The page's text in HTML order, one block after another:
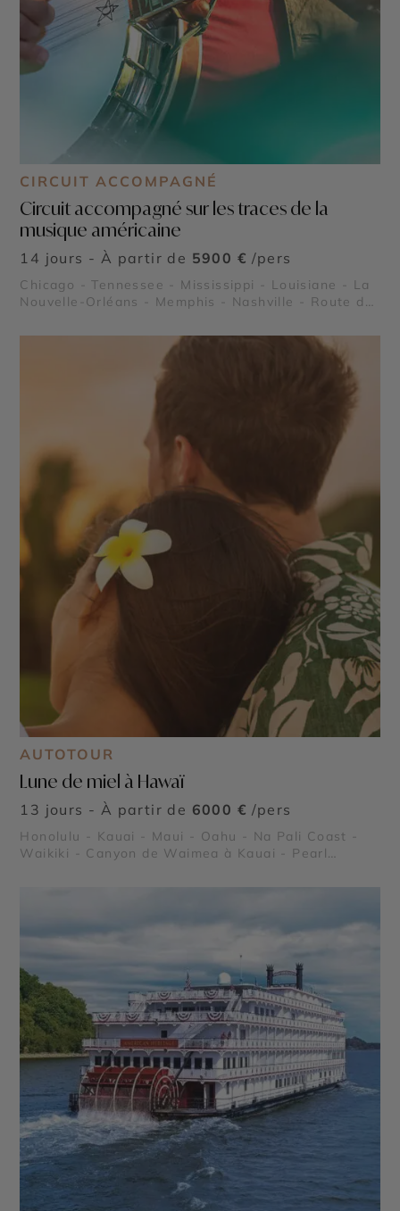
CIRCUIT ACCOMPAGNÉ
Circuit accompagné sur les traces de la
musique américaine
14 jours - À partir de 5900 € /pers
Chicago - Tennessee - Mississippi - Louisiane - La
Nouvelle-Orléans - Memphis - Nashville - Route du
Mississippi - Le Quartier Français de la Nouvelle
AUTOTOUR
Lune de miel à Hawaï
13 jours - À partir de 6000 € /pers
Honolulu - Kauai - Maui - Oahu - Na Pali Coast -
Waikiki - Canyon de Waimea à Kauai - Pearl